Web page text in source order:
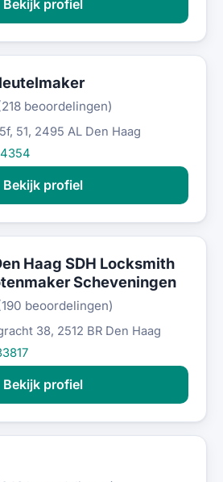
Bekijk profiel
beoordelingen)
51, 2495 AL Den Haag
Bekijk profiel
Haag SDH Locksmith
Scheveningen
beoordelingen)
38, 2512 BR Den Haag
Bekijk profiel